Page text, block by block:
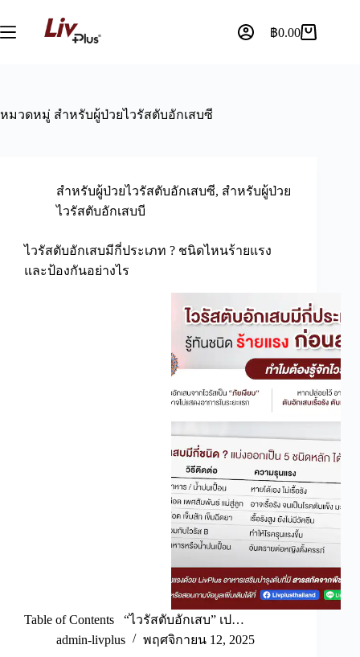
฿0.00
หมวดหมู่ สำหรับผู้ป่วยไวรัสตับอักเสบซี
สำหรับผู้ป่วยไวรัสตับอักเสบซี, สำหรับผู้ป่วย
ไวรัสตับอักเสบบี
ไวรัสตับอักเสบมีกี่ประเภท ? ชนิดไหนร้ายแรง
และป้องกันอย่างไร
Table of Contents “ไวรัสตับอักเสบ” เป…
admin-livplus
พฤศจิกายน 12, 2025